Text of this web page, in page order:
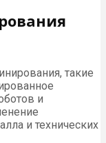
такие
и
и технических